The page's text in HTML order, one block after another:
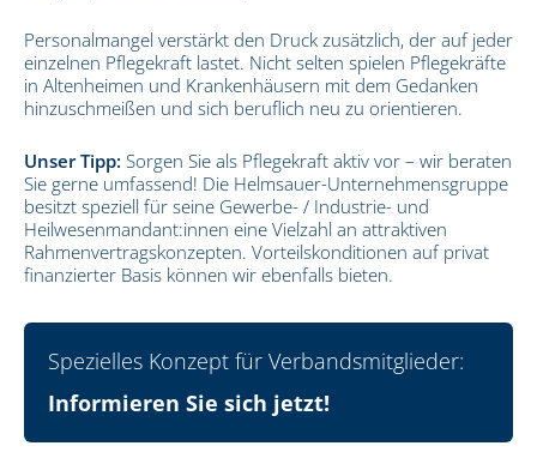
Personalmangel verstärkt den Druck zusätzlich, der auf jeder
einzelnen Pflegekraft lastet. Nicht selten spielen Pflegekräfte
in Altenheimen und Krankenhäusern mit dem Gedanken
hinzuschmeißen und sich beruflich neu zu orientieren.
Unser Tipp: Sorgen Sie als Pflegekraft aktiv vor – wir beraten
Sie gerne umfassend! Die Helmsauer-Unternehmensgruppe
besitzt speziell für seine Gewerbe- / Industrie- und
Heilwesenmandant:innen eine Vielzahl an attraktiven
Rahmenvertragskonzepten. Vorteilskonditionen auf privat
finanzierter Basis können wir ebenfalls bieten.
Spezielles Konzept für Verbandsmitglieder:
Informieren Sie sich jetzt!